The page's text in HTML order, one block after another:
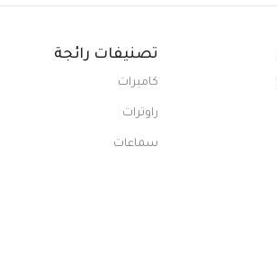
تصنيفات رائجة
كاميرات
راوترات
سماعات